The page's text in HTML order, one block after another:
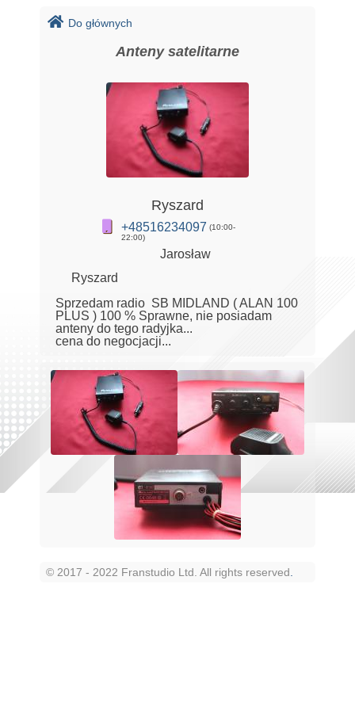
Do głównych
Anteny satelitarne
Ryszard
+48516234097 (10:00-
22:00)
Jarosław
Ryszard
Sprzedam radio SB MIDLAND ( ALAN 100
PLUS ) 100 % Sprawne, nie posiadam
anteny do tego radyjka...
cena do negocjacji...
© 2017 - 2022 Franstudio Ltd. All rights reserved.